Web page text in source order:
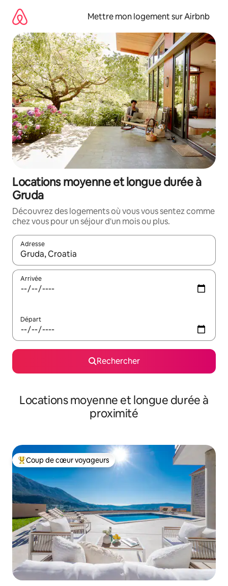
directement
contenu
Mettre mon logement sur Airbnb
Locations moyenne et longue durée à
Gruda
Découvrez des logements où vous vous sentez comme
chez vous pour un séjour d'un mois ou plus.
Adresse
Lorsque les résultats s'affichent, utilisez les flèches vers le
Arrivée
Départ
Rechercher
Locations moyenne et longue durée à
proximité
Coups de cœur voyageurs les plus appréciés
Coup de cœur voyageurs